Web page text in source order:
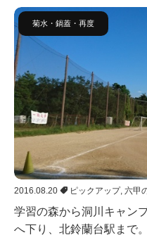
菊水・鍋蓋・再度
2016.08.20 ピックアップ, 六甲
学習の森から洞川キャン
へ下り、北鈴蘭台駅まで。